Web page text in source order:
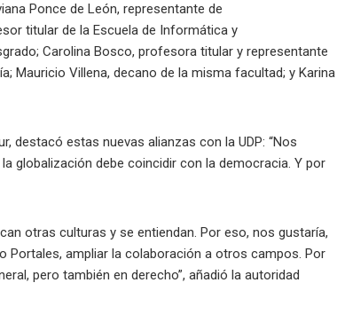
Ponce de León, representante de
titular de la Escuela de Informática y
Carolina Bosco, profesora titular y representante
Mauricio Villena, decano de la misma facultad; y Karina
destacó estas nuevas alianzas con la UDP: “Nos
globalización debe coincidir con la democracia. Y por
otras culturas y se entiendan. Por eso, nos gustaría,
Portales, ampliar la colaboración a otros campos. Por
pero también en derecho”, añadió la autoridad